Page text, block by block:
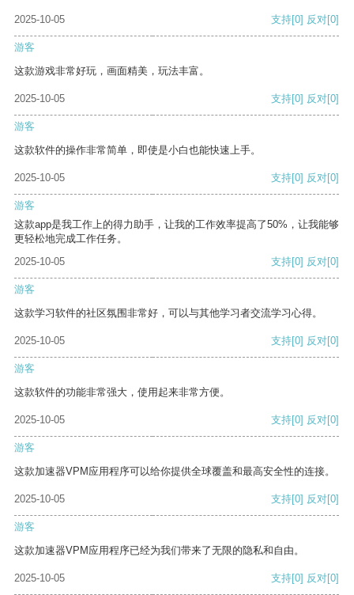
2025-10-05 支持[0] 反对[0]
游客
这款游戏非常好玩，画面精美，玩法丰富。
2025-10-05 支持[0] 反对[0]
游客
这款软件的操作非常简单，即使是小白也能快速上手。
2025-10-05 支持[0] 反对[0]
游客
这款app是我工作上的得力助手，让我的工作效率提高了50%，让我能够
更轻松地完成工作任务。
2025-10-05
支持[0] 反对[0]
游客
这款学习软件的社区氛围非常好，可以与其他学习者交流学习心得。
2025-10-05 支持[0] 反对[0]
游客
这款软件的功能非常强大，使用起来非常方便。
2025-10-05 支持[0] 反对[0]
游客
这款加速器VPM应用程序可以给你提供全球覆盖和最高安全性的连接。
2025-10-05 支持[0] 反对[0]
游客
这款加速器VPM应用程序已经为我们带来了无限的隐私和自由。
2025-10-05 支持[0] 反对[0]